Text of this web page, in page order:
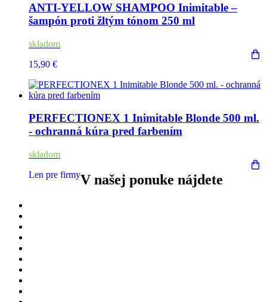
ANTI-YELLOW SHAMPOO Inimitable –
šampón proti žltým tónom 250 ml
skladom
15,90 €
PERFECTIONEX 1 Inimitable Blonde 500 ml.
- ochranná kúra pred farbením
skladom
Len pre firmyV našej ponuke nájdete